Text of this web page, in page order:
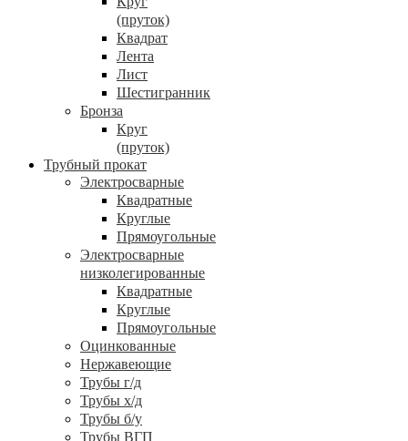
(пруток)
Квадрат
Лента
Лист
Шестигранник
Бронза
Круг
(пруток)
Трубный прокат
Электросварные
Квадратные
Круглые
Прямоугольные
Электросварные
низколегированные
Квадратные
Круглые
Прямоугольные
Оцинкованные
Нержавеющие
Трубы г/д
Трубы х/д
Трубы б/у
Трубы ВГП